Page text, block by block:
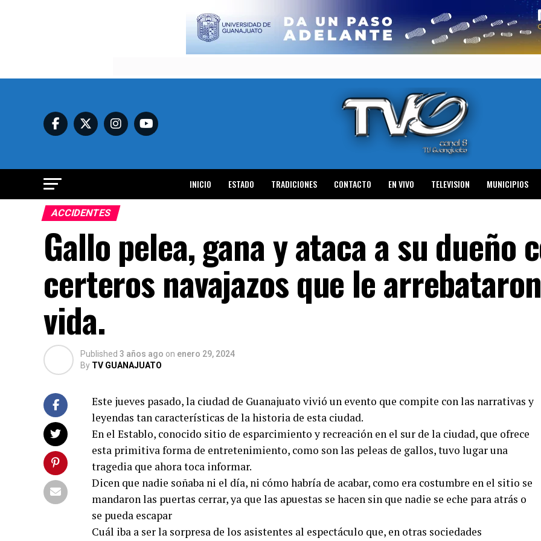
INICIO ESTADO TRADICIONES CONTACTO EN VIVO TELEVISION MUNICIPIOS
ACCIDENTES
Gallo pelea, gana y ataca a su dueño
certeros navajazos que le
vida.
Published 3 años ago on enero 29, 2024
By TV GUANAJUATO
Este jueves pasado, la ciudad de Guanajuato vivió un evento que compite con las narrativas y
leyendas tan características de la historia de esta ciudad.
En el Establo, conocido sitio de esparcimiento y recreación en el sur de la ciudad, que ofrece
esta primitiva forma de entretenimiento, como son las peleas de gallos, tuvo lugar una
tragedia que ahora toca informar.
Dicen que nadie soñaba ni el día, ni cómo habría de acabar, como era costumbre en el sitio se
mandaron las puertas cerrar, ya que las apuestas se hacen sin que nadie se eche para atrás o
se pueda escapar
Cuál iba a ser la sorpresa de los asistentes al espectáculo que, en otras sociedades